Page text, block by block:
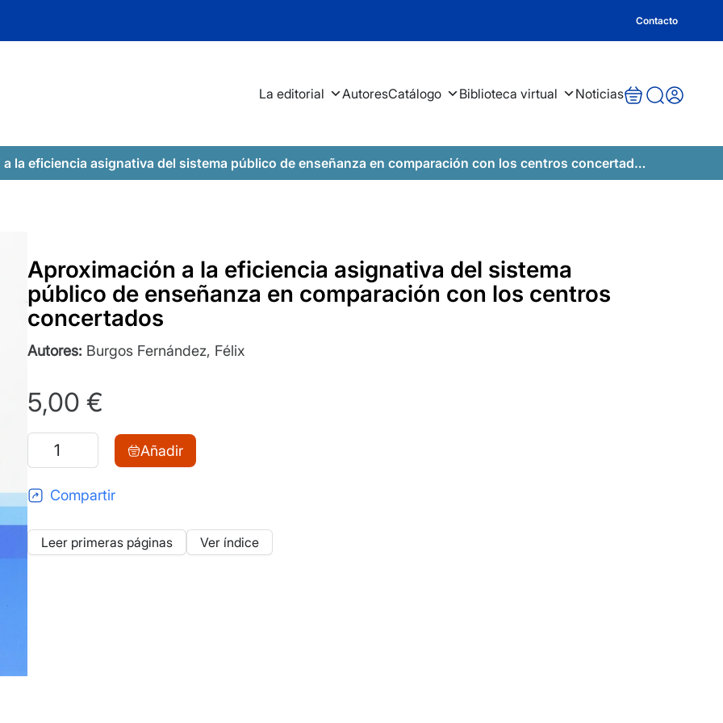
Contacto
La editorial AutoresCatálogo Biblioteca virtual Noticias
la eficiencia asignativa del sistema público de enseñanza en comparación con los centros concertados
Aproximación a la eficiencia asignativa del sistema
público de enseñanza en comparación con los centros
concertados
Autores: Burgos Fernández, Félix
5,00 €
Aproximación
a
la
asignativa
Añadir
Compartir
Leer primeras páginas Ver índice